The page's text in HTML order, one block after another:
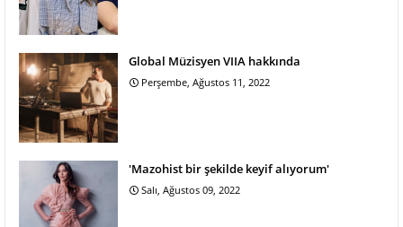
Global Müzisyen VIIA hakkında
Perşembe, Ağustos 11, 2022
'Mazohist bir şekilde keyif alıyorum'
Salı, Ağustos 09, 2022